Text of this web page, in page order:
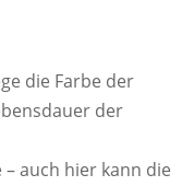
die Farbe der
der
auch hier kann die